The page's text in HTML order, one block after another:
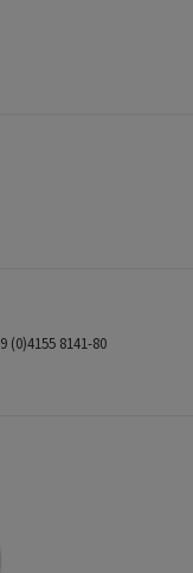
(0)4155 8141-80